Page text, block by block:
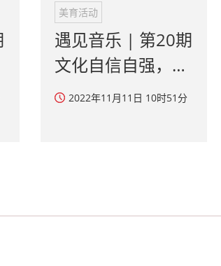
文化自信自强，高
雅艺术进校园
2022年11月11日 10时51分